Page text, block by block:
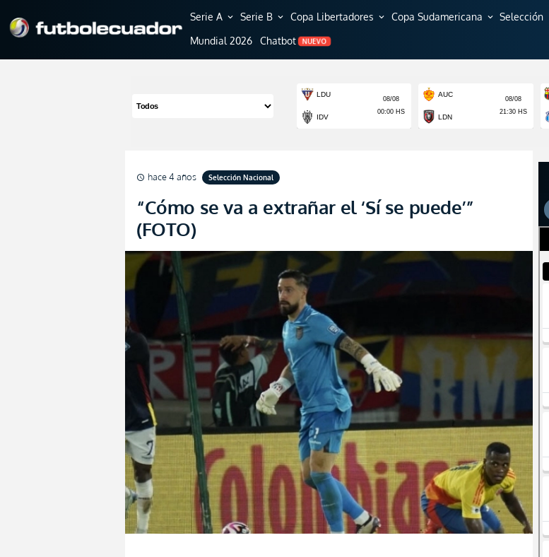
Serie A expand_more Serie B expand_more Copa Libertadores expand_more Copa Sudamericana expand_more Selección
Mundial 2026 Chatbot NUEVO
schedule hace 4 años Selección Nacional
“Cómo se va a extrañar el ‘Sí se puede’”
(FOTO)